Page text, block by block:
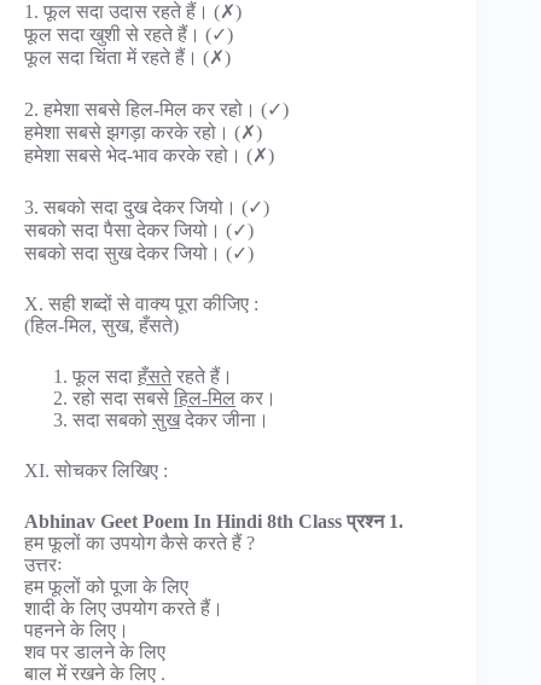
1. फूल सदा उदास रहते हैं। (✗)
फूल सदा खुशी से रहते हैं। (✓)
फूल सदा चिंता में रहते हैं। (✗)
2. हमेशा सबसे हिल-मिल कर रहो। (✓)
हमेशा सबसे झगड़ा करके रहो। (✗)
हमेशा सबसे भेद-भाव करके रहो। (✗)
3. सबको सदा दुख देकर जियो। (✓)
सबको सदा पैसा देकर जियो। (✓)
सबको सदा सुख देकर जियो। (✓)
X. सही शब्दों से वाक्य पूरा कीजिए :
(हिल-मिल, सुख, हँसते)
फूल सदा हँसते रहते हैं।
रहो सदा सबसे हिल-मिल कर।
सदा सबको सुखदेकर जीना।
XI. सोचकर लिखिए :
Abhinav Geet Poem In Hindi 8th Class प्रश्न 1.
हम फूलों का उपयोग कैसे करते हैं ?
उत्तरः
हम फूलों को पूजा के लिए
शादी के लिए उपयोग करते हैं।
पहनने के लिए।
शव पर डालने के लिए
बाल में रखने के लिए .